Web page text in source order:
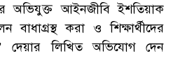
অভিযুক্ত আইনজীবি ইশতিয়াক
বাধাগ্রস্থ করা ও শিক্ষার্থীদের
দেয়ার লিখিত অভিযোগ দেন